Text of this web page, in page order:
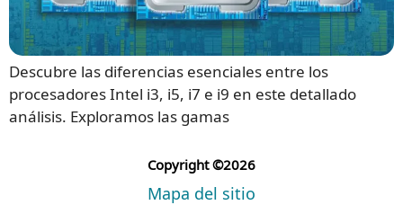
Descubre las diferencias esenciales entre los
procesadores Intel i3, i5, i7 e i9 en este detallado
análisis. Exploramos las gamas
Copyright ©2026
Mapa del sitio